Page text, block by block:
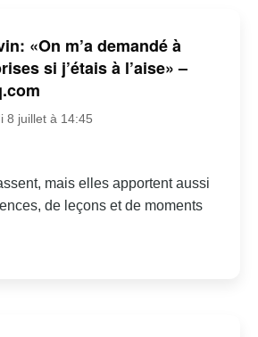
«On m’a demandé à
si j’étais à l’aise» –
8 juillet à 14:45
mais elles apportent aussi
de leçons et de moments